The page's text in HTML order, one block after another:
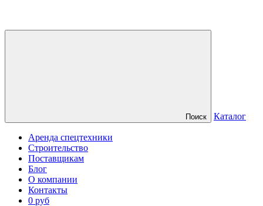
Поиск Каталог
Аренда спецтехники
Строительство
Поставщикам
Блог
О компании
Контакты
0 руб